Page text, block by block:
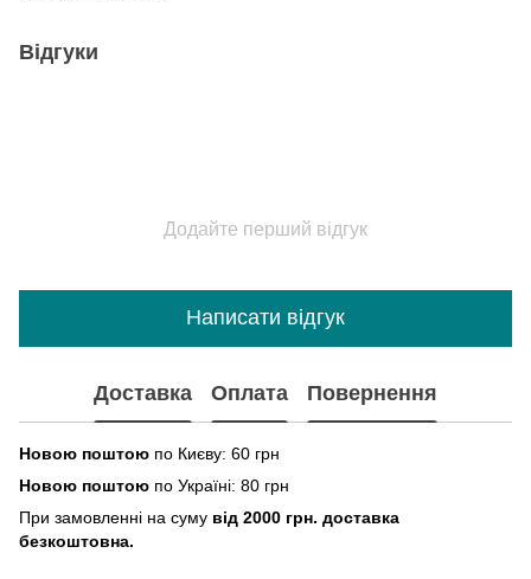
Відгуки
Додайте перший відгук
Написати відгук
Доставка Оплата Повернення
Новою поштою по Києву: 60 грн
Новою поштою по Україні: 80 грн
При замовленні на суму від 2000 грн. доставка
безкоштовна.